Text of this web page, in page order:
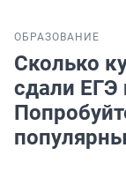
ОБРАЗОВАНИЕ
Сколько
сдали ЕГЭ